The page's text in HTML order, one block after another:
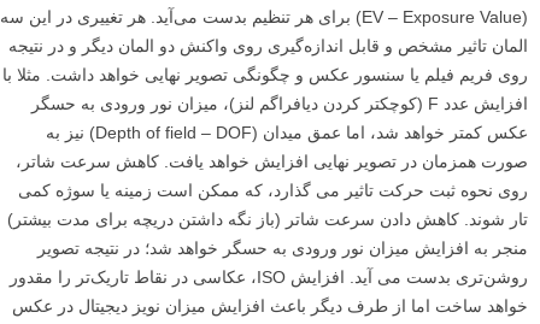
(EV – Exposure Value) برای هر تنظیم بدست می‌آید. هر تغییری در این سه
المان تاثیر مشخص و قابل اندازه‌گیری روی واکنش دو المان دیگر و در نتیجه
روی فریم فیلم یا سنسور عکس و چگونگی تصویر نهایی خواهد داشت. مثلا با
افزایش عدد F (کوچکتر کردن دیافراگم لنز)، میزان نور ورودی به حسگر
عکس کمتر خواهد شد، اما عمق میدان (Depth of field – DOF) نیز به
صورت همزمان در تصویر نهایی افزایش خواهد یافت. کاهش سرعت شاتر،
روی نحوه ثبت حرکت تاثیر می گذارد، که ممکن است زمینه یا سوژه کمی
تار شوند. کاهش دادن سرعت شاتر (باز نگه داشتن دریچه برای مدت بیشتر)
منجر به افزایش میزان نور ورودی به حسگر خواهد شد؛ در نتیجه تصویر
روشن‌تری بدست می آید. افزایش ISO، عکاسی در نقاط تاریک‌تر را مقدور
خواهد ساخت اما از طرف دیگر باعث افزایش میزان نویز دیجیتال در عکس